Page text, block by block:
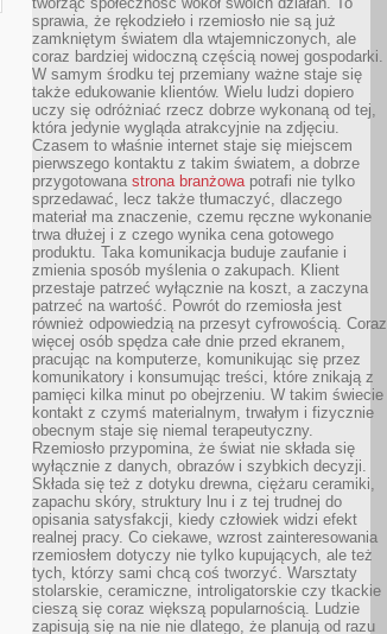
sprawia, że rękodzieło i rzemiosło nie są już
zamkniętym światem dla wtajemniczonych, ale
coraz bardziej widoczną częścią nowej gospodarki.
W samym środku tej przemiany ważne staje się
także edukowanie klientów. Wielu ludzi dopiero
uczy się odróżniać rzecz dobrze wykonaną od tej,
która jedynie wygląda atrakcyjnie na zdjęciu.
Czasem to właśnie internet staje się miejscem
pierwszego kontaktu z takim światem, a dobrze
przygotowana strona branżowapotrafi nie tylko
sprzedawać, lecz także tłumaczyć, dlaczego
materiał ma znaczenie, czemu ręczne wykonanie
trwa dłużej i z czego wynika cena gotowego
produktu. Taka komunikacja buduje zaufanie i
zmienia sposób myślenia o zakupach. Klient
przestaje patrzeć wyłącznie na koszt, a zaczyna
patrzeć na wartość. Powrót do rzemiosła jest
również odpowiedzią na przesyt cyfrowością. Coraz
więcej osób spędza całe dnie przed ekranem,
pracując na komputerze, komunikując się przez
komunikatory i konsumując treści, które znikają z
pamięci kilka minut po obejrzeniu. W takim świecie
kontakt z czymś materialnym, trwałym i fizycznie
obecnym staje się niemal terapeutyczny.
Rzemiosło przypomina, że świat nie składa się
wyłącznie z danych, obrazów i szybkich decyzji.
Składa się też z dotyku drewna, ciężaru ceramiki,
zapachu skóry, struktury lnu i z tej trudnej do
opisania satysfakcji, kiedy człowiek widzi efekt
realnej pracy. Co ciekawe, wzrost zainteresowania
rzemiosłem dotyczy nie tylko kupujących, ale też
tych, którzy sami chcą coś tworzyć. Warsztaty
stolarskie, ceramiczne, introligatorskie czy tkackie
cieszą się coraz większą popularnością. Ludzie
zapisują się na nie nie dlatego, że planują od razu